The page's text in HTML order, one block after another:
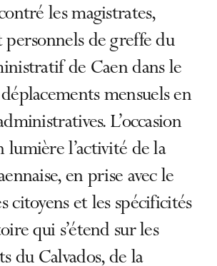
les magistrates,
personnels de greffe du
de Caen dans le
mensuels en
L’occasion
lumière l’activité de la
en prise avec le
citoyens et les spécificités
qui s’étend sur les
du Calvados, de la